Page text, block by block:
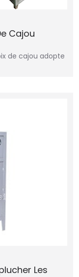
Cajou
de cajou adopte
Les